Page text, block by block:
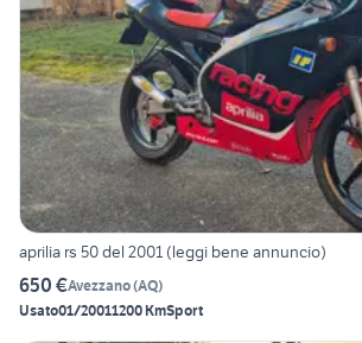
aprilia rs 50 del 2001 (leggi bene annuncio)
650 €Avezzano(AQ)
Usato01/20011200 KmSport